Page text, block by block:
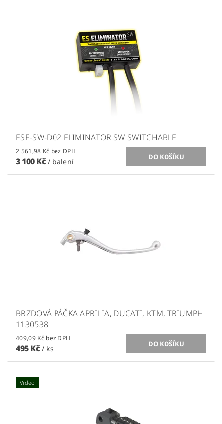
ESE-SW-D02 ELIMINATOR SW SWITCHABLE
2 561,98 Kč bez DPH
3 100 Kč / balení
BRZDOVÁ PÁČKA APRILIA, DUCATI, KTM, TRIUMPH
1130538
409,09 Kč bez DPH
495 Kč / ks
Video